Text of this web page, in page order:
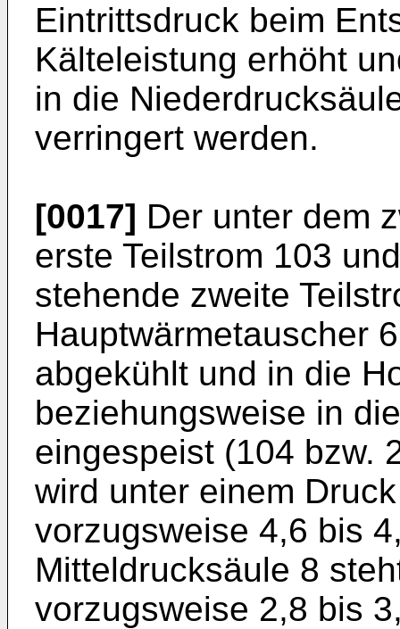
Eintrittsdruck beim
Kälteleistung erhöht
in die
verringert werden.
[0017] Der unter dem
erste Teilstrom 103
stehende zweite
Hauptwärmetauscher
abgekühlt und in die
beziehungsweise in
eingespeist (104 bzw.
wird unter einem
vorzugsweise 4,6 bis
Mitteldrucksäule 8
vorzugsweise 2,8 bis